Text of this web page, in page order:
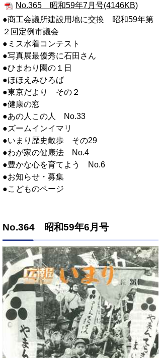
No.365 昭和59年7月号(4146KB)
●商工会議所建設用地に交換 昭和59年第
２回定例市議会
●ミス水着コンテスト
●写真展最優秀に石田さん
●ひまわり園の１日
●ほほえみひろば
●東京だより その２
●健康の窓
●あの人この人 No.33
●ズームインイマリ
●いまり歴史散歩 その29
●わが家の健康法 No.4
●豊かな心を育てよう No.6
●お知らせ・募集
●こどものページ
No.364 昭和59年6月号